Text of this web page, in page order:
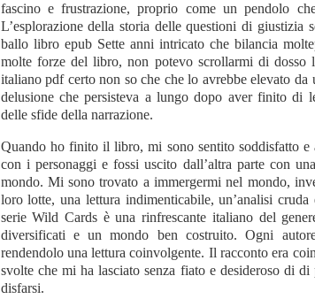
fascino e frustrazione, proprio come un pendolo
L’esplorazione della storia delle questioni di giustizia
ballo libro epub Sette anni intricato che bilancia
molte forze del libro, non potevo scrollarmi di dosso
italiano pdf certo non so che che lo avrebbe elevato
delusione che persisteva a lungo dopo aver finito di
delle sfide della narrazione.
Quando ho finito il libro, mi sono sentito soddisfatto e
con i personaggi e fossi uscito dall’altra parte con
mondo. Mi sono trovato a immergermi nel mondo,
loro lotte, una lettura indimenticabile, un’analisi
serie Wild Cards è una rinfrescante italiano del
diversificati e un mondo ben costruito. Ogni
rendendolo una lettura coinvolgente. Il racconto era
svolte che mi ha lasciato senza fiato e desideroso di
disfarsi.